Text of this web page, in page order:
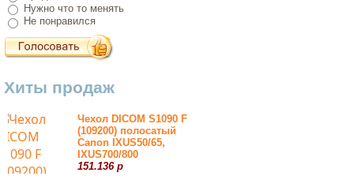
Нужно что то менять
Не понравился
Хиты продаж
Чехол DICOM S1090 F
(109200) полосатый
Canon IXUS50/65,
IXUS700/800
151.136 р